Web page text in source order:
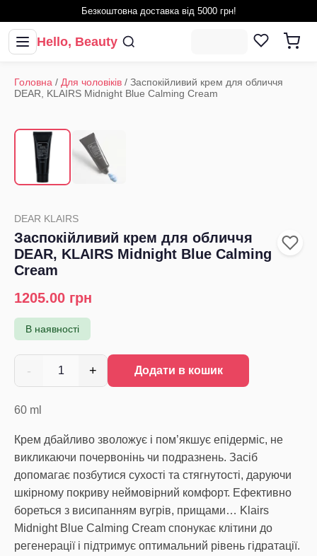
Безкоштовна доставка від 5000 грн!
Hello, Beauty
Головна / Для чоловіків / Заспокійливий крем для обличчя
DEAR, KLAIRS Midnight Blue Calming Cream
DEAR KLAIRS
Заспокійливий крем для обличчя
DEAR, KLAIRS Midnight Blue Calming
Cream
1205.00 грн
В наявності
- 1 + Додати в кошик
60 ml
Крем дбайливо зволожує і пом’якшує епідерміс, не
викликаючи почервонінь чи подразнень. Засіб
допомагає позбутися сухості та стягнутості, даруючи
шкірному покриву неймовірний комфорт. Ефективно
бореться з висипанням вугрів, прищами… Klairs
Midnight Blue Calming Cream спонукає клітини до
регенерації і підтримує оптимальний рівень гідратації.